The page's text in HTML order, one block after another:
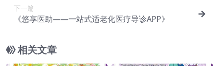
下一篇
《悠享医助——一站式适老化医疗导诊APP》
相关文章